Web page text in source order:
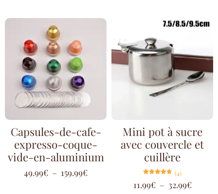
Capsules-de-cafe-
expresso-coque-
vide-en-aluminium
49.99€ – 159.99€
Mini pot à sucre
avec couvercle et
cuillère
4.75
sur 5
(4)
11.99€ – 32.99€